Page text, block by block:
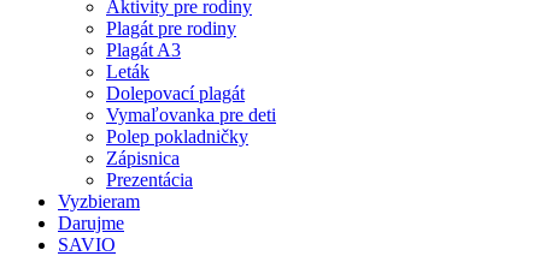
Aktivity pre rodiny
Plagát pre rodiny
Plagát A3
Leták
Dolepovací plagát
Vymaľovanka pre deti
Polep pokladničky
Zápisnica
Prezentácia
Vyzbieram
Darujme
SAVIO